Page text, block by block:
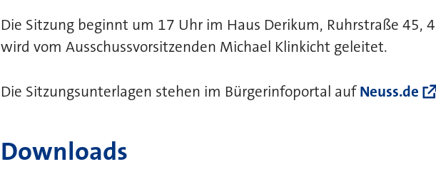
Die Sitzung beginnt um 17 Uhr im Haus Derikum, Ruhrstraße 45,
wird vom Ausschussvorsitzenden Michael Klinkicht geleitet.
Die Sitzungsunterlagen stehen im Bürgerinfoportal aufNeuss.de
Downloads